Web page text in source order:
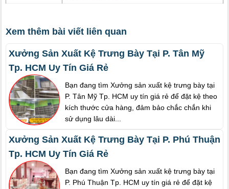
Xem thêm bài viết liên quan
Xưởng Sản Xuất Kệ Trưng Bày Tại P. Tân Mỹ
Tp. HCM Uy Tín Giá Rẻ
Bạn đang tìm Xưởng sản xuất kệ trưng bày tại
P. Tân Mỹ Tp. HCM uy tín giá rẻ để đặt kệ theo
kích thước cửa hàng, đảm bảo chắc chắn khi
sử dụng lâu dài...
Xưởng Sản Xuất Kệ Trưng Bày Tại P. Phú Thuận
Tp. HCM Uy Tín Giá Rẻ
Bạn đang tìm Xưởng sản xuất kệ trưng bày tại
P. Phú Thuận Tp. HCM uy tín giá rẻ để đặt kệ